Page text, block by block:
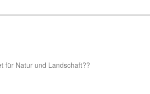
für Natur und Landschaft??